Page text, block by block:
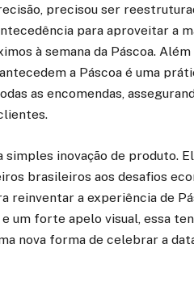
precisou ser
para aproveitar a
à semana da Páscoa.
a Páscoa é uma
as encomendas,
simples inovação de produto.
brasileiros aos desafios
reinventar a experiência de
um forte apelo visual, essa
nova forma de celebrar a